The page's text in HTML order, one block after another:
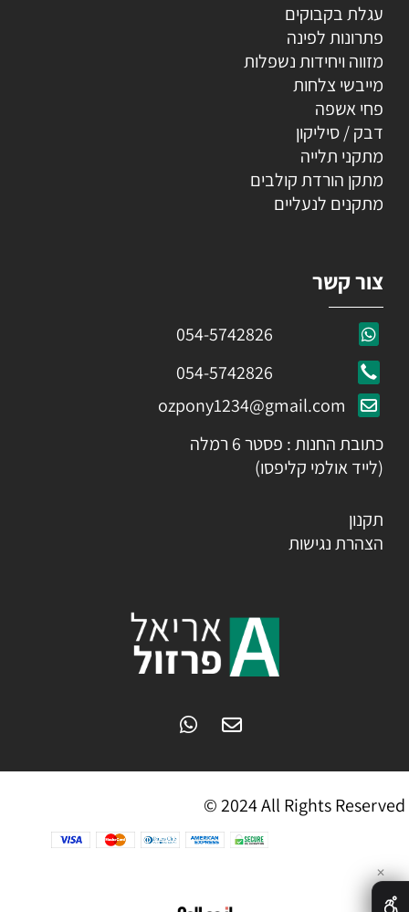
עגלת בקבוקים
פתרונות לפינה
מזווה ויחידות נשפלות
מייבשי צלחות
פחי אשפה
דבק / סיליקון
מתקני תלייה
מתקן הורדת קולבים
מתקנים לנעליים
צור קשר
054-5742826
054-5742826
ozpony1234@gmail.com
כתובת החנות : פסטר 6 רמלה
(לייד אולמי קליפסו)
תקנון
הצהרת נגישות
© 2024 All Rights Reserved
✕